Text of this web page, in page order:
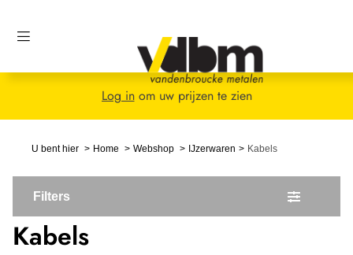
Log inom uw prijzen te zien
U bent hier Home Webshop IJzerwaren Kabels
Filters
Kabels